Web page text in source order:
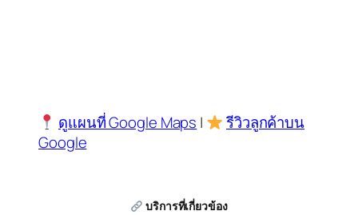
ดูแผนที่ Google Maps |
รีวิวลูกค้าบน
Google
บริการที่เกี่ยวข้อง